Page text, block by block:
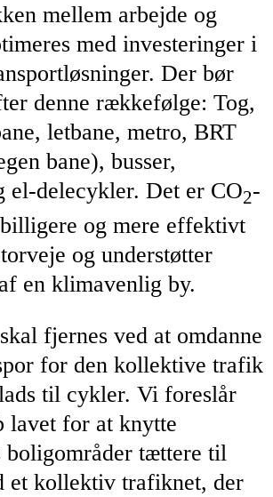
mellem arbejde og
med investeringer i
Der bør
denne rækkefølge: Tog,
letbane, metro, BRT
bane), busser,
el-delecykler. Det er CO2-
og mere effektivt
og understøtter
en klimavenlig by.
fjernes ved at omdanne
for den kollektive trafik
til cykler. Vi foreslår
lavet for at knytte
boligområder tættere til
et kollektiv trafiknet, der